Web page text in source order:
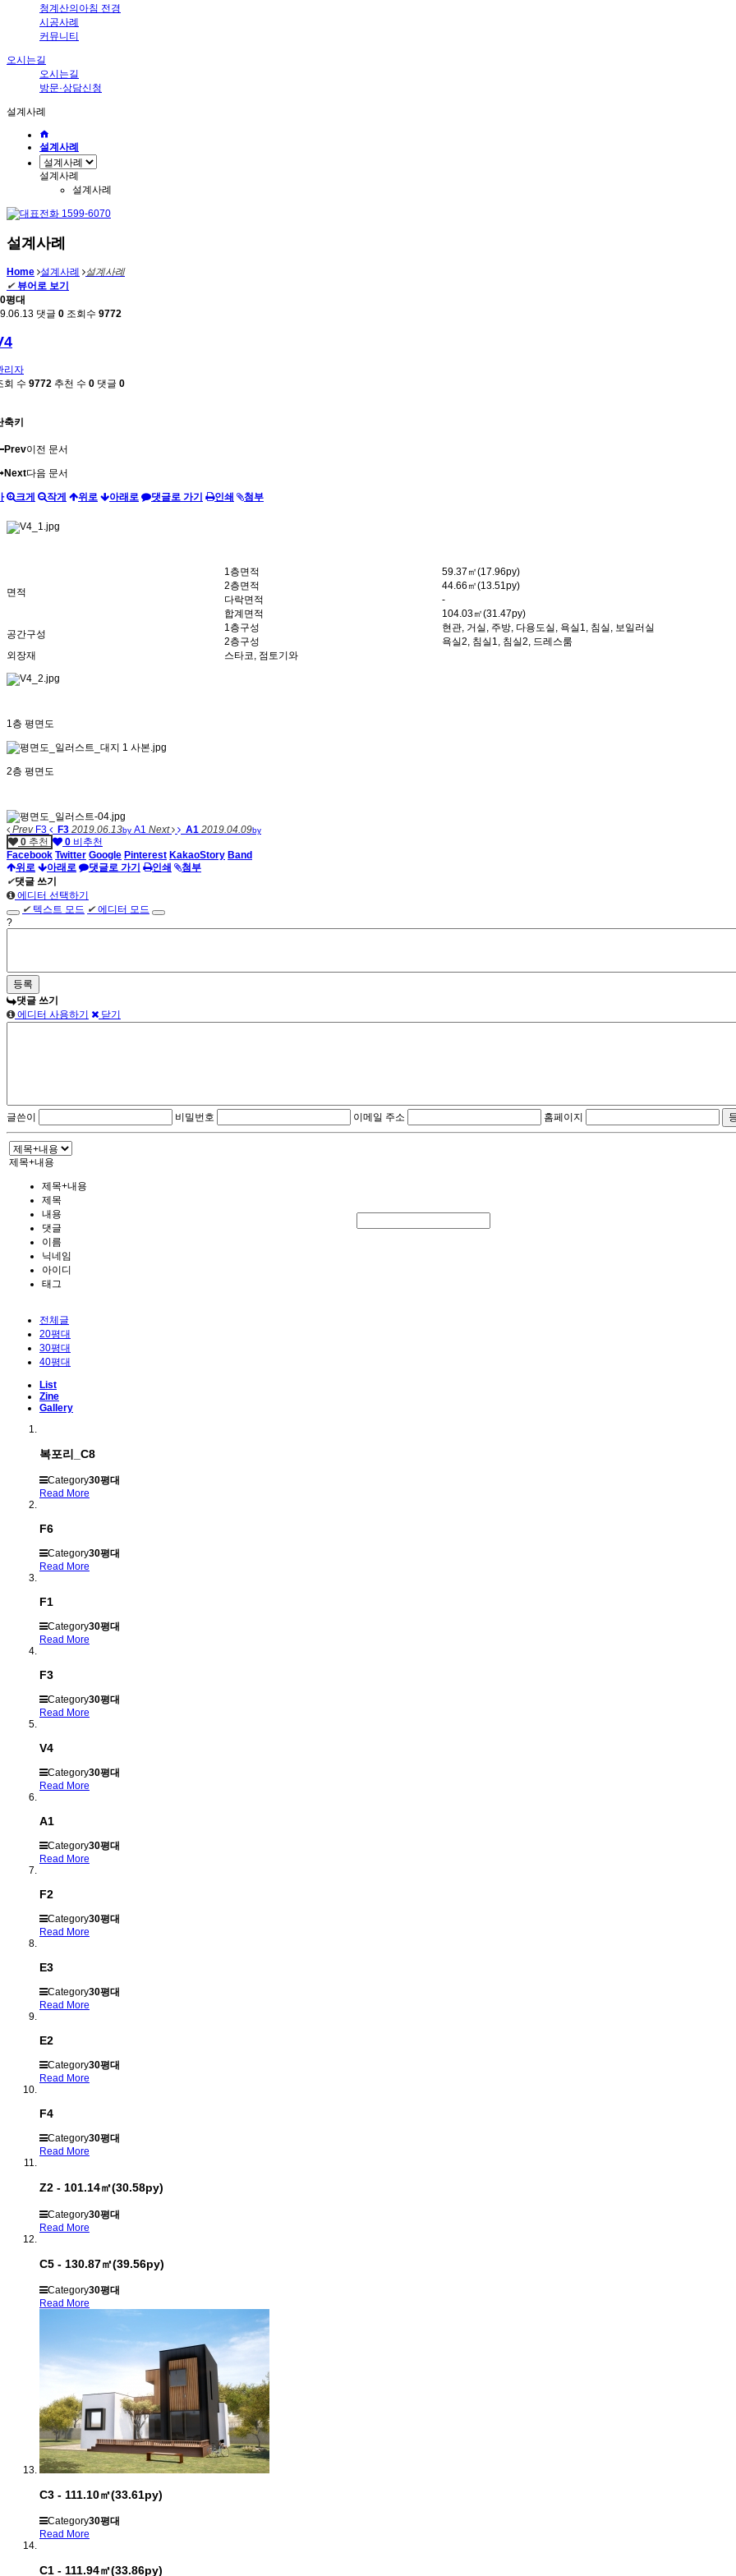
청계산의아침 전경
시공사례
커뮤니티
오시는길
오시는길
방문·상담신청
설계사례
설계사례
설계사례
설계사례
설계사례
Home 설계사례
설계사례
✔ 뷰어로 보기
평대
댓글 0 조회수 9772
리자
회 수 9772 추천 수 0 댓글 0
축키
Prev이전 문서
Next다음 문서
크게 작게 위로 아래로 댓글로 가기 인쇄 첨부
면적
1층면적
59.37㎡(17.96py)
2층면적
44.66㎡(13.51py)
다락면적
-
합계면적
104.03㎡(31.47py)
공간구성
1층구성
현관, 거실, 주방, 다용도실, 욕실1, 침실, 보일러실
2층구성
욕실2, 침실1, 침실2, 드레스룸
외장재
스타코, 점토기와
1층 평면도
2층 평면도
PrevF3 F3 2019.06.13by A1 Next A1 2019.04.09by
0 추천 0 비추천
Facebook Twitter Google Pinterest KakaoStory Band
위로
아래로 댓글로 가기 인쇄
첨부
✔댓글 쓰기
에디터 선택하기
✔ 텍스트 모드 ✔에디터 모드
?
댓글 쓰기
에디터 사용하기
닫기
글쓴이 비밀번호 이메일 주소 홈페이지
제목+내용
제목+내용
제목
내용
댓글
이름
닉네임
아이디
태그
전체글
20평대
30평대
40평대
List
Zine
Gallery
복포리_C8
Category30평대
Read More
F6
Category30평대
Read More
F1
Category30평대
Read More
F3
Category30평대
Read More
V4
Category30평대
Read More
A1
Category30평대
Read More
F2
Category30평대
Read More
E3
Category30평대
Read More
E2
Category30평대
Read More
F4
Category30평대
Read More
Z2 - 101.14㎡(30.58py)
Category30평대
Read More
C5 - 130.87㎡(39.56py)
Category30평대
Read More
C3 - 111.10㎡(33.61py)
Category30평대
Read More
C1 - 111.94㎡(33.86py)